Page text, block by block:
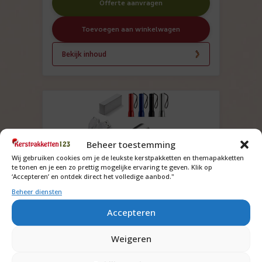
Beheer toestemming
Wij gebruiken cookies om je de leukste kerstpakketten en themapakketten
te tonen en je een zo prettig mogelijke ervaring te geven. Klik op
‘Accepteren’ en ontdek direct het volledige aanbod."
Beheer diensten
Accepteren
Weigeren
Offerte aanvragen
Toevoegen aan winkelwagen
Bekijk inhoud
Vraag om de prijs